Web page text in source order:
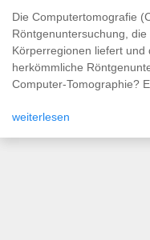
Die Computertomografie
Röntgenuntersuchung,
Körperregionen liefert
herkömmliche
Computer-Tomographie?
weiterlesen